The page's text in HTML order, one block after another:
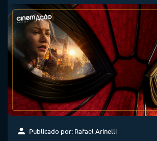
Publicado por: Rafael Arinelli